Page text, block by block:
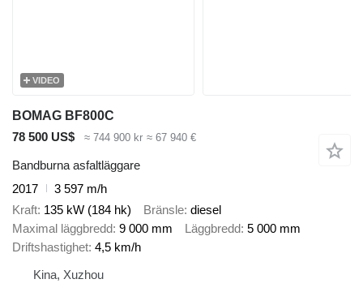
VIDEO
BOMAG BF800C
78 500 US$
≈ 744 900 kr ≈ 67 940 €
Bandburna asfaltläggare
2017
3 597 m/h
Kraft 135 kW (184 hk) Bränsle diesel
Maximal läggbredd 9 000 mm Läggbredd 5 000 mm
Driftshastighet 4,5 km/h
Kina, Xuzhou